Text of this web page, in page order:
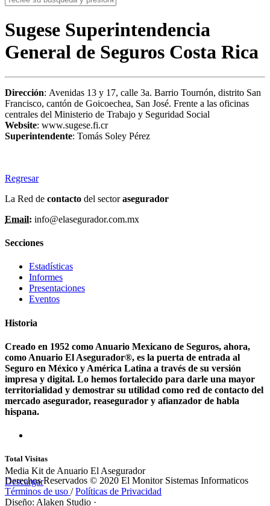
Sugese Superintendencia
General de Seguros Costa Rica
Dirección: Avenidas 13 y 17, calle 3a. Barrio Tournón, distrito San
Francisco, cantón de Goicoechea, San José. Frente a las oficinas
centrales del Ministerio de Trabajo y Seguridad Social
Website: www.sugese.fi.cr
Superintendente: Tomás Soley Pérez
Regresar
La Red de contacto del sectorasegurador
Email: info@elasegurador.com.mx
Secciones
Estadísticas
Informes
Presentaciones
Eventos
Historia
Creado en 1952 como Anuario Mexicano de Seguros, ahora,
como Anuario El Asegurador®, es la puerta de entrada al
Seguro en México y América Latina a través de su versión
impresa y digital. Lo hemos fortalecido para darle una mayor
territorialidad y demostrar su utilidad como red de contacto del
mercado asegurador, reasegurador y afianzador de habla
hispana.
Total Visitas
Media Kit de Anuario El Asegurador
Descargar
Derechos Reservados © 2020 El Monitor Sistemas Informaticos
Términos de uso /Políticas de Privacidad
Diseño: Alaken Studio ·